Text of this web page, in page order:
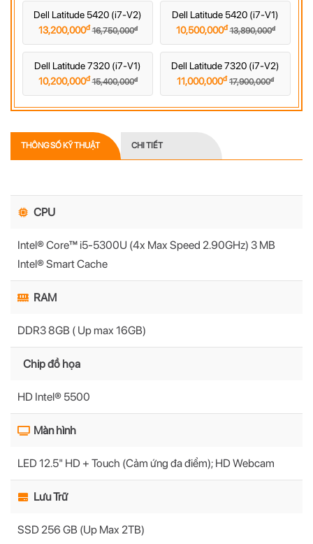
Dell Latitude 5420 (i7-V2)
13,200,000đ 16,750,000đ
Dell Latitude 5420 (i7-V1)
10,500,000đ 13,890,000đ
Dell Latitude 7320 (i7-V1)
10,200,000đ 15,400,000đ
Dell Latitude 7320 (i7-V2)
11,000,000đ 17,900,000đ
THÔNG SỐ KỸ THUẬT CHI TIẾT
CPU
Intel® Core™ i5-5300U (4x Max Speed 2.90GHz) 3 MB
Intel® Smart Cache
RAM
DDR3 8GB ( Up max 16GB)
Chip đồ họa
HD Intel® 5500
Màn hình
LED 12.5" HD + Touch (Cảm ứng đa điểm); HD Webcam
Lưu Trữ
SSD 256 GB (Up Max 2TB)